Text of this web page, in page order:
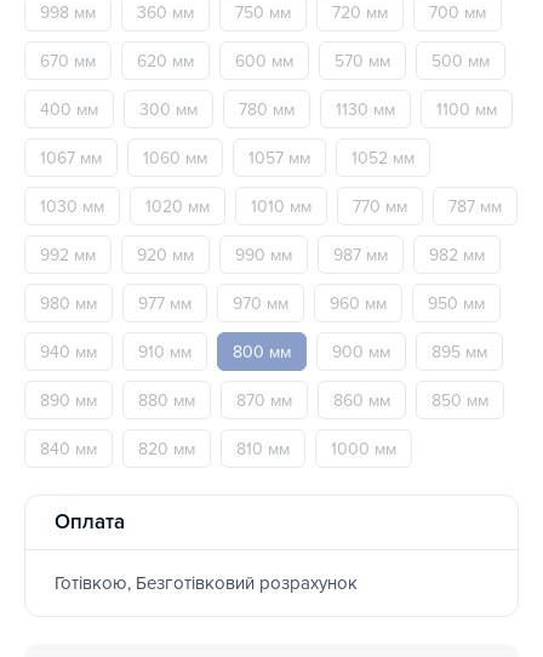
998 мм 360 мм 750 мм 720 мм 700 мм
670 мм 620 мм 600 мм 570 мм 500 мм
400 мм 300 мм 780 мм 1130 мм 1100 мм
1067 мм 1060 мм 1057 мм 1052 мм
1030 мм 1020 мм 1010 мм 770 мм 787 мм
992 мм 920 мм 990 мм 987 мм 982 мм
980 мм 977 мм 970 мм 960 мм 950 мм
940 мм 910 мм 800 мм 900 мм 895 мм
890 мм 880 мм 870 мм 860 мм 850 мм
840 мм 820 мм 810 мм 1000 мм
Оплата
Готівкою, Безготівковий розрахунок